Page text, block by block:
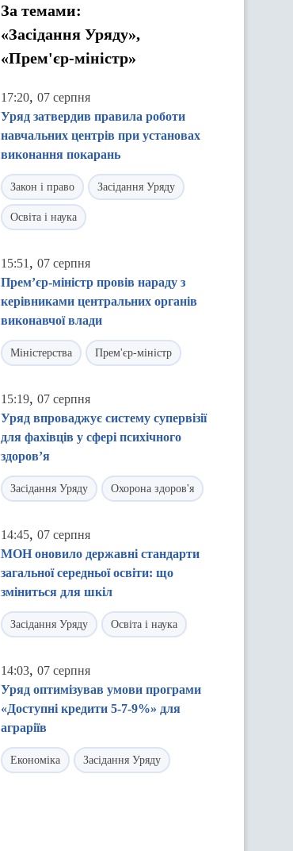
За темами:
«Засідання Уряду»,
«Прем'єр-міністр»
17:20, 07 серпня
Уряд затвердив правила роботи
навчальних центрів при установах
виконання покарань
Закон і право Засідання Уряду
Освіта і наука
15:51 , 07 серпня
Прем’єр-міністр провів нараду з
керівниками центральних органів
виконавчої влади
Міністерства Прем'єр-міністр
15:19, 07 серпня
Уряд впроваджує систему супервізії
для фахівців у сфері психічного
здоров’я
Засідання Уряду Охорона здоров'я
14:45, 07 серпня
МОН оновило державні стандарти
загальної середньої освіти: що
зміниться для шкіл
Засідання Уряду Освіта і наука
14:03, 07 серпня
Уряд оптимізував умови програми
«Доступні кредити 5-7-9%» для
аграріїв
Економіка Засідання Уряду